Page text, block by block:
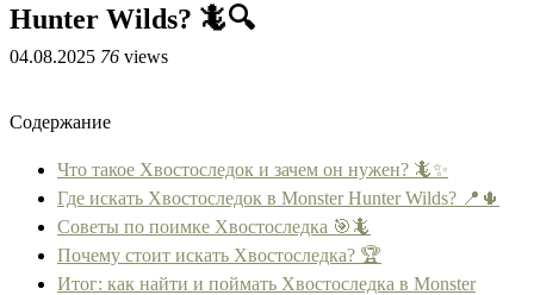
Hunter Wilds? 🦎🔍
04.08.2025 76 views
Содержание
Что такое Хвостоследок и зачем он нужен? 🦎✨
Где искать Хвостоследок в Monster Hunter Wilds? 📍🌵
Советы по поимке Хвостоследка 🎯🦎
Почему стоит искать Хвостоследка? 🏆
Итог: как найти и поймать Хвостоследка в Monster